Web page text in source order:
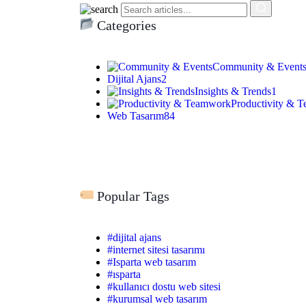
Categories
Community & Events
Dijital Ajans2
Insights & Trends1
Productivity &
Web Tasarım84
Popular Tags
#dijital ajans
#internet sitesi tasarımı
#Isparta web tasarım
#ısparta
#kullanıcı dostu web sitesi
#kurumsal web tasarım